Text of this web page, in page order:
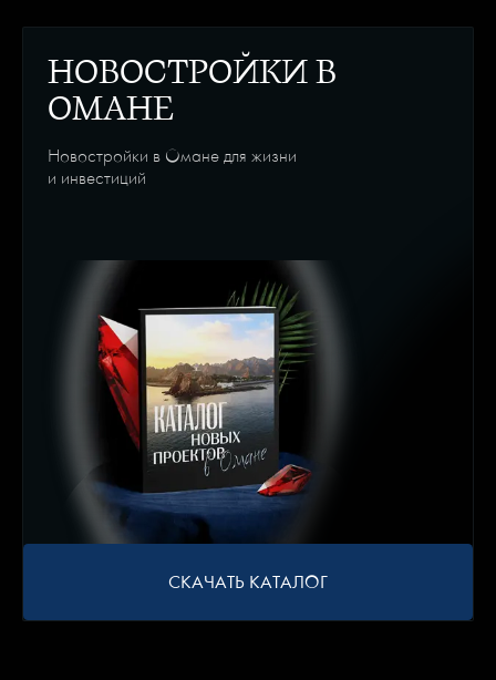
НОВОСТРОЙКИ В
ОМАНЕ
Новостройки в Омане для жизни
и инвестиций
СКАЧАТЬ КАТАЛОГ